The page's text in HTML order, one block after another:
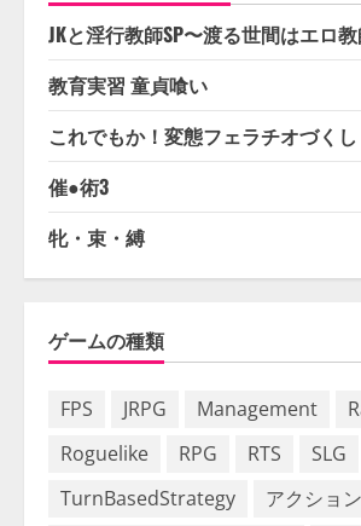
JKと淫行教師SP〜渡る世間はエロ
教育実習 童貞喰い
これでもか！変態フェラチオづくし
催●術3
牝・束・縛
ゲームの種類
FPS JRPG Management
Roguelike
RPG RTS SLG
TurnBasedStrategy
アクショ